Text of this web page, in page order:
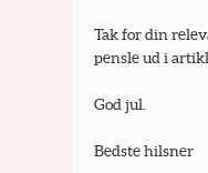
Tak for din
pensle ud i
God jul.
Bedste hilsner